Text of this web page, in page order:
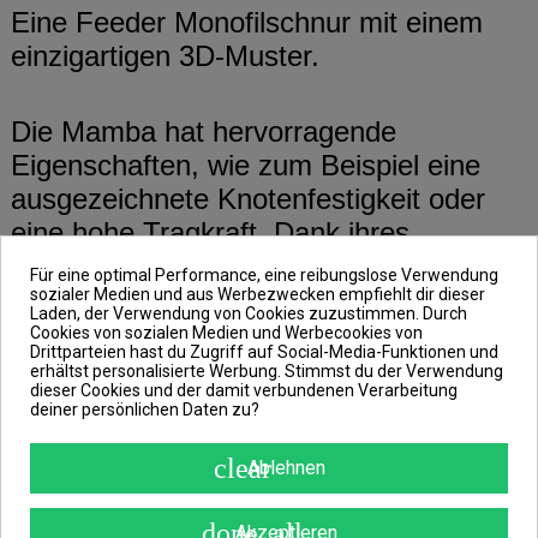
Eine Feeder Monofilschnur mit einem
einzigartigen 3D-Muster.
Die Mamba hat hervorragende
Eigenschaften, wie zum Beispiel eine
ausgezeichnete Knotenfestigkeit oder
eine hohe Tragkraft. Dank ihres
einzigartigen Camouflage-Designs ist sie
im Wasser ebenfalls beinahe unsichtbar.
Ihre extrem glatte und weiche
Oberfläche ermöglicht dir ebenso den
Einsatz beim Weitwurf. Dank dieser
Eigenschaften gilt die Mamba, aus dem
Hause Delphin, als hervorragende
Für eine optimal Performance, eine reibungslose Verwendung
sozialer Medien und aus Werbezwecken empfiehlt dir dieser
Laden, der Verwendung von Cookies zuzustimmen. Durch
Cookies von sozialen Medien und Werbecookies von
Drittparteien hast du Zugriff auf Social-Media-Funktionen und
erhältst personalisierte Werbung. Stimmst du der Verwendung
dieser Cookies und der damit verbundenen Verarbeitung
deiner persönlichen Daten zu?
clearAblehnen
Akzeptieren